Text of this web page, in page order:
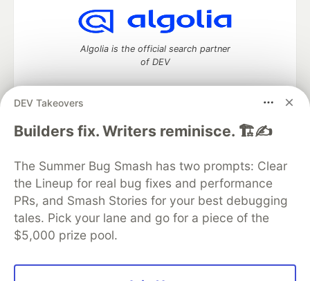
DEV Takeovers
Builders fix. Writers reminisce. 🏗️✍️
The Summer Bug Smash has two prompts: Clear
the Lineup for real bug fixes and performance
PRs, and Smash Stories for your best debugging
tales. Pick your lane and go for a piece of the
$5,000 prize pool.
Algolia is the official search partner
of DEV
DEV Community— A space to discuss and keep up software
DEV Education Tracks
DEV Help
Advertise on DEV
Organization Accounts
DEV Showcase About
Contact
Free Postgres Database
DEV Shop
MLH
Code of Conduct
Privacy Policy
Terms of Use
Built on Forem — the open source software that powers
and other inclusive communities.